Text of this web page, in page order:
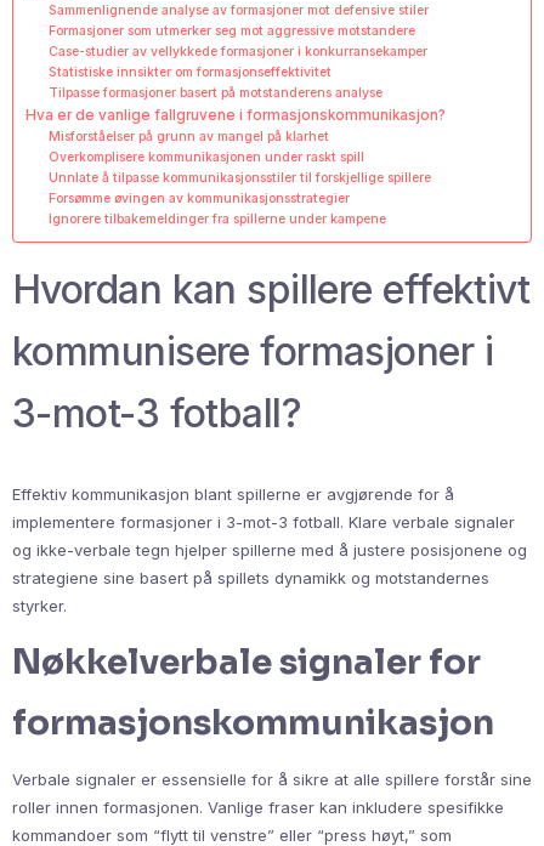
Sammenlignende analyse av formasjoner mot defensive stiler
Formasjoner som utmerker seg mot aggressive motstandere
Case-studier av vellykkede formasjoner i konkurransekamper
Statistiske innsikter om formasjonseffektivitet
Tilpasse formasjoner basert på motstanderens analyse
Hva er de vanlige fallgruvene i formasjonskommunikasjon?
Misforståelser på grunn av mangel på klarhet
Overkomplisere kommunikasjonen under raskt spill
Unnlate å tilpasse kommunikasjonsstiler til forskjellige spillere
Forsømme øvingen av kommunikasjonsstrategier
Ignorere tilbakemeldinger fra spillerne under kampene
Hvordan kan spillere effektivt
kommunisere formasjoner i
3-mot-3 fotball?
Effektiv kommunikasjon blant spillerne er avgjørende for å
implementere formasjoner i 3-mot-3 fotball. Klare verbale signaler
og ikke-verbale tegn hjelper spillerne med å justere posisjonene og
strategiene sine basert på spillets dynamikk og motstandernes
styrker.
Nøkkelverbale signaler for
formasjonskommunikasjon
Verbale signaler er essensielle for å sikre at alle spillere forstår sine
roller innen formasjonen. Vanlige fraser kan inkludere spesifikke
kommandoer som “flytt til venstre” eller “press høyt,” som